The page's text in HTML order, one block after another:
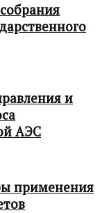
и
АЭС
применения